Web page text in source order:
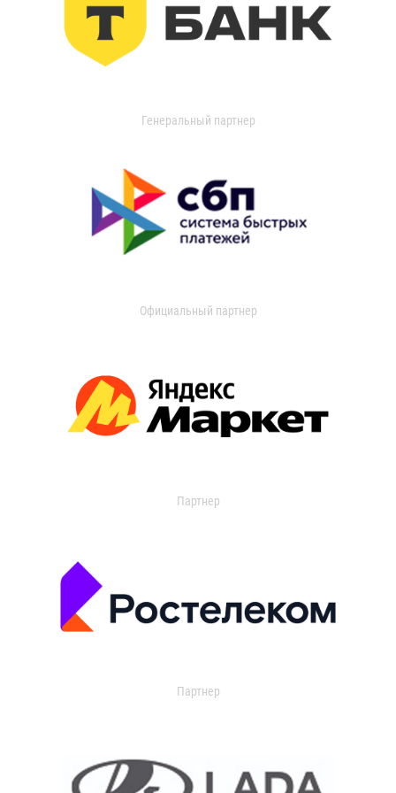
Генеральный партнер
Официальный партнер
Партнер
Партнер